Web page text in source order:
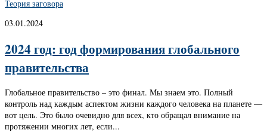
Теория заговора
03.01.2024
2024 год: год формирования глобального
правительства
Глобальное правительство – это финал. Мы знаем это. Полный
контроль над каждым аспектом жизни каждого человека на планете —
вот цель. Это было очевидно для всех, кто обращал внимание на
протяжении многих лет, если...